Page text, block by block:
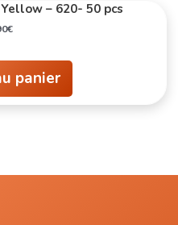
– 620- 50 pcs
€
panier